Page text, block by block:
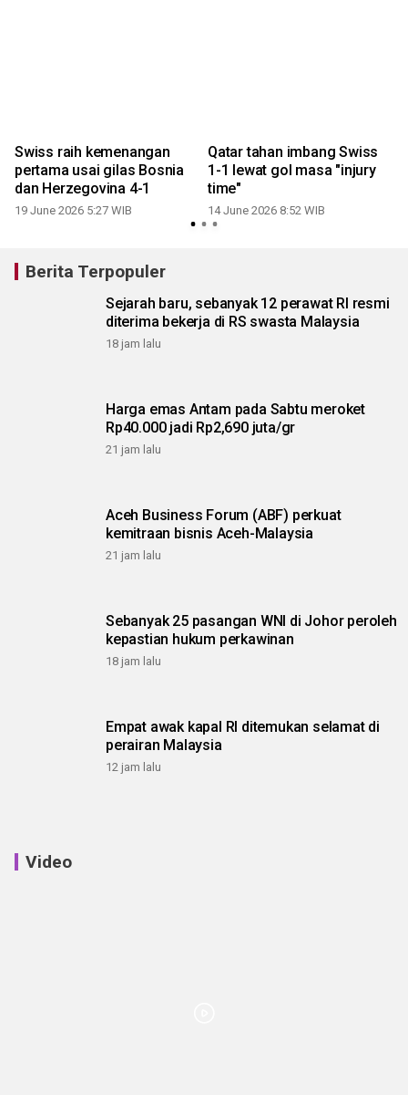
Swiss raih kemenangan
pertama usai gilas Bosnia
dan Herzegovina 4-1
19 June 2026 5:27 WIB
Qatar tahan imbang Swiss
1-1 lewat gol masa "injury
time"
14 June 2026 8:52 WIB
Berita Terpopuler
Sejarah baru, sebanyak 12 perawat RI resmi
diterima bekerja di RS swasta Malaysia
18 jam lalu
Harga emas Antam pada Sabtu meroket
Rp40.000 jadi Rp2,690 juta/gr
21 jam lalu
Aceh Business Forum (ABF) perkuat
kemitraan bisnis Aceh-Malaysia
21 jam lalu
Sebanyak 25 pasangan WNI di Johor peroleh
kepastian hukum perkawinan
18 jam lalu
Empat awak kapal RI ditemukan selamat di
perairan Malaysia
12 jam lalu
Video